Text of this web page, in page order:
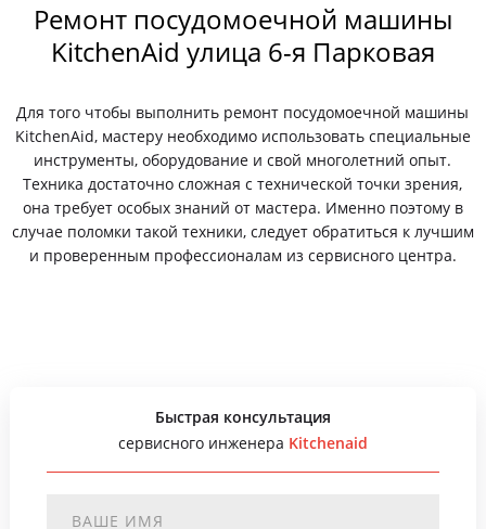
Ремонт посудомоечной машины
KitchenAid улица 6-я Парковая
Для того чтобы выполнить ремонт посудомоечной машины
KitchenAid, мастеру необходимо использовать специальные
инструменты, оборудование и свой многолетний опыт.
Техника достаточно сложная с технической точки зрения,
она требует особых знаний от мастера. Именно поэтому в
случае поломки такой техники, следует обратиться к лучшим
и проверенным профессионалам из сервисного центра.
Быстрая консультация
сервисного инженера Kitchenaid